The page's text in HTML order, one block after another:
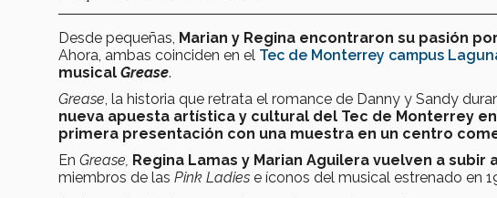
Desde pequeñas, Marian y Regina encontraron su pasión
Ahora, ambas coinciden en el Tec de Monterrey campus
musical Grease.
Grease , la historia que retrata el romance de Danny y Sandy
nueva apuesta artística y cultural del Tec de Monterrey
primera presentación con una muestra en un centro
En Grease, Regina Lamas y Marian Aguilera vuelven a subir
miembros de las Pink Ladies e íconos del musical estrenado en